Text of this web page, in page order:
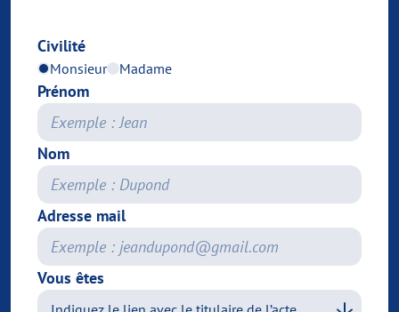
Civilité
Monsieur Madame
Prénom
Nom
Adresse mail
Vous êtes